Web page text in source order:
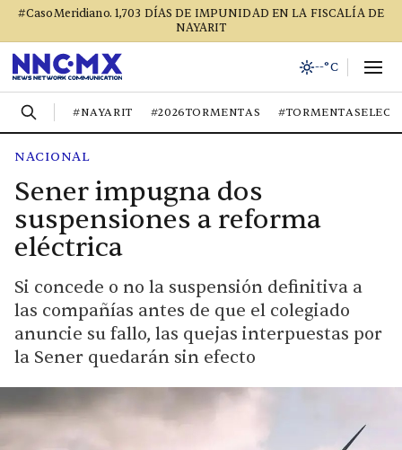
#CasoMeridiano. 1,703 DÍAS DE IMPUNIDAD EN LA FISCALÍA DE
NAYARIT
--°C
#NAYARIT #2026TORMENTAS
NACIONAL
Sener impugna dos
suspensiones a reforma
eléctrica
Si concede o no la suspensión definitiva a
las compañías antes de que el colegiado
anuncie su fallo, las quejas interpuestas por
la Sener quedarán sin efecto